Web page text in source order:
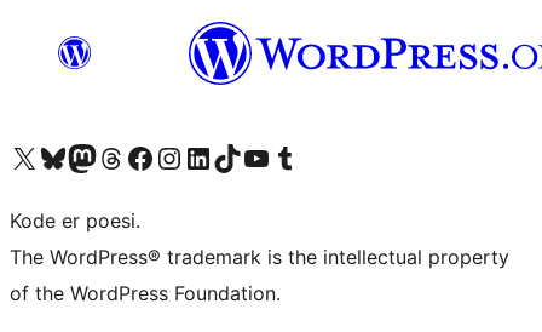
Besøk vår konto på X Visit our Bluesky account
Besøk vår Mastodon-konto
Visit our Threads account
Besøk vår Facebook-sideBesøk vår Instagram-konto
Besøk vår LinkedIn-konto
Visit our TikTok account
Visit our YouTube channel
Visit our Tumblr account
Kode er poesi.
The WordPress® trademark is the intellectual property
of the WordPress Foundation.